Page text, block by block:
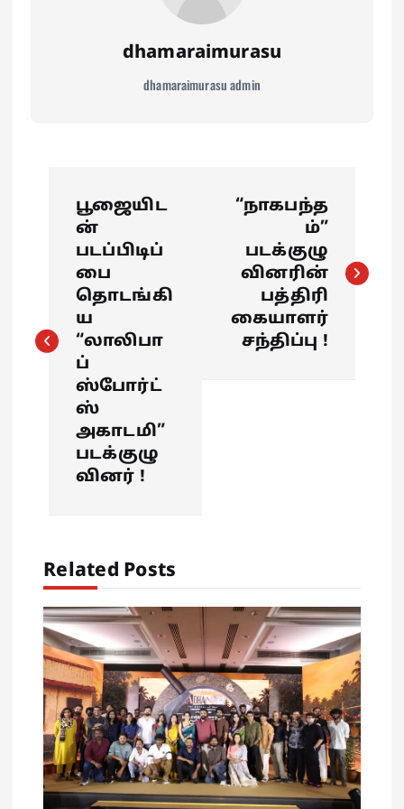
dhamaraimurasu
dhamaraimurasu admin
t
n
a
t
o
n
பூஜையிட
ன்
படப்பிடிப்
பை
தொடங்கி
ய
“லாலிபா
ப்
ஸ்போர்ட்
ஸ்
அகாடமி”
படக்குழு
வினர் !
“நாகபந்த
ம்”
படக்குழு
வினரின்
பத்திரி
கையாளர்
சந்திப்பு !
Related Posts